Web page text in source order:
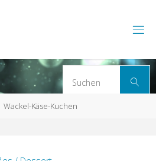
Suchen
Wackel-Käse-Kuchen